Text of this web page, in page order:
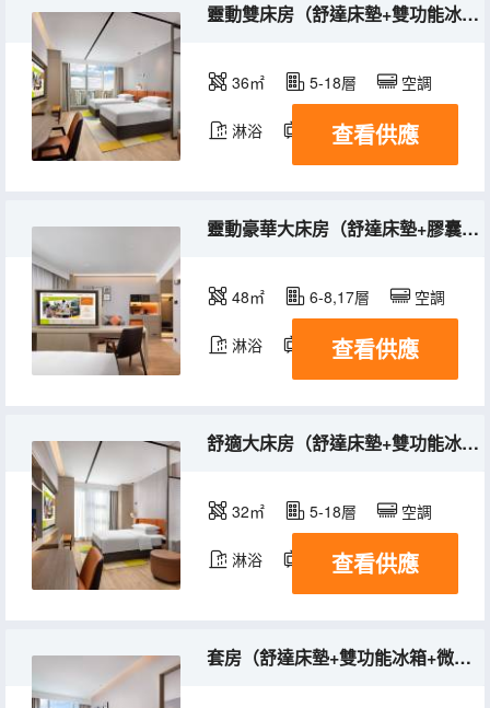
靈動雙床房（舒達床墊+雙功能冰箱+膠囊coffee機）
36㎡ 5-18層 空調
淋浴 電視機 冰箱
查看供應
靈動豪華大床房（舒達床墊+膠囊coffee機+智能馬桶）
48㎡ 6-8,17層 空調
淋浴 電視機 冰箱
查看供應
舒適大床房（舒達床墊+雙功能冰箱+微波爐+膠囊coffee機）
32㎡ 5-18層 空調
淋浴 電視機 冰箱
查看供應
套房（舒達床墊+雙功能冰箱+微波爐+配親子沙發床）